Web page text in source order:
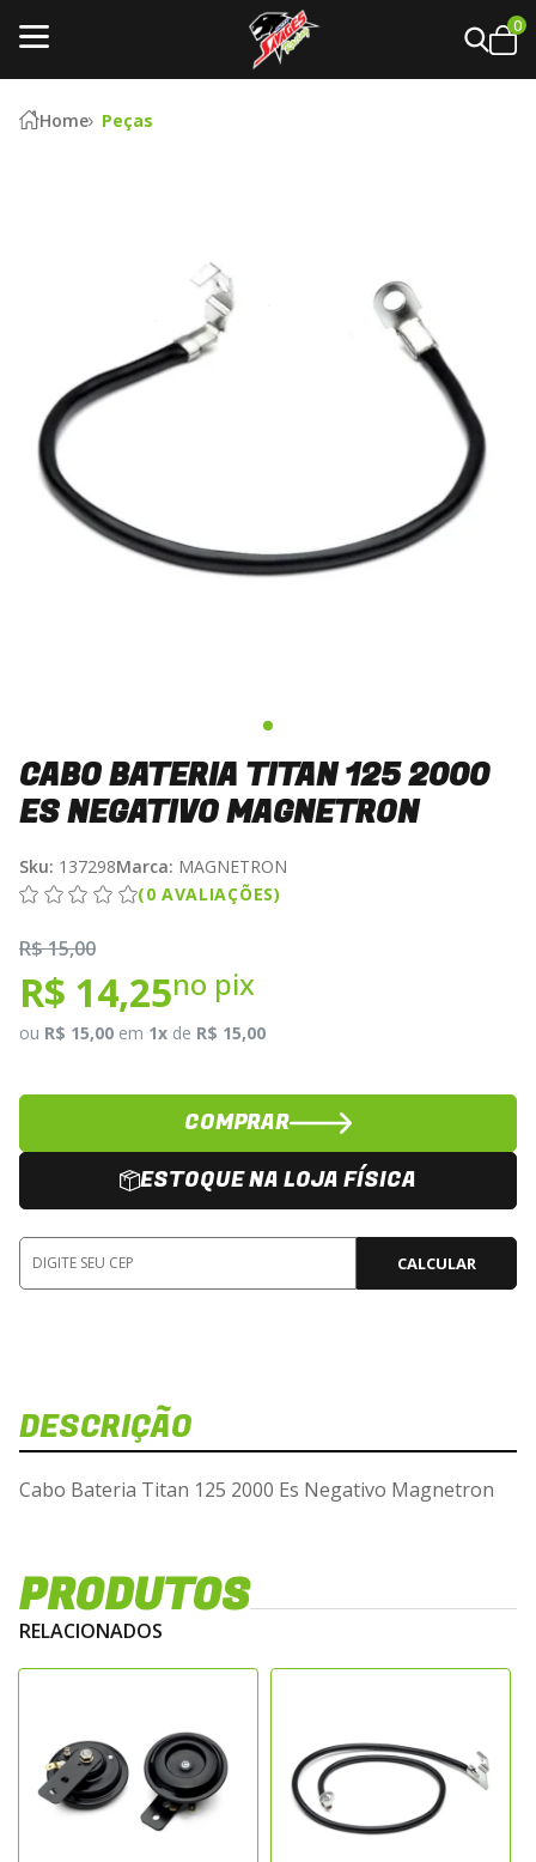
0
Home Peças
CABO BATERIA TITAN 125 2000
ES NEGATIVO MAGNETRON
Sku: 137298Marca: MAGNETRON
(0 AVALIAÇÕES)
R$ 15,00
R$ 14,25no pix
ou R$ 15,00 em 1x de R$ 15,00
COMPRAR
ESTOQUE NA LOJA FÍSICA
CALCULAR
DESCRIÇÃO
Cabo Bateria Titan 125 2000 Es Negativo Magnetron
PRODUTOS
RELACIONADOS